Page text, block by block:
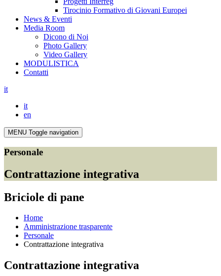
Tirocinio Formativo di Giovani Europei
News & Eventi
Media Room
Dicono di Noi
Photo Gallery
Video Gallery
MODULISTICA
Contatti
it
it
en
MENU Toggle navigation
Personale
Contrattazione integrativa
Briciole di pane
Home
Amministrazione trasparente
Personale
Contrattazione integrativa
Contrattazione integrativa